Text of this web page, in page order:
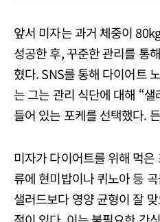
앞서 미자는 과거 체중이
성공한 후, 꾸준한 관리를 통
혔다. SNS를 통해 다이어트
는 그는 관리 식단에 대해 “
들어 있는 포케를 선택했다.
미자가 다이어트를 위해 먹
류에 현미밥이나 퀴노아 등
샐러드보다 영양 균형이 잘